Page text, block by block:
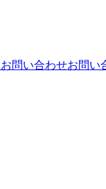
お問い合わせお問い